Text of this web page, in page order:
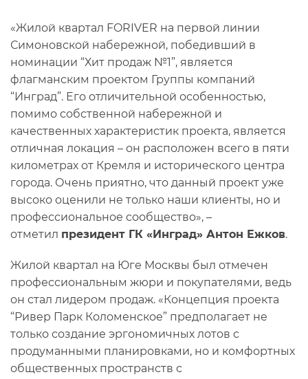
«Жилой квартал FORIVER на первой линии
Симоновской набережной, победивший в
номинации “Хит продаж №1”, является
флагманским проектом Группы компаний
“Инград”. Его отличительной особенностью,
помимо собственной набережной и
качественных характеристик проекта, является
отличная локация – он расположен всего в пяти
километрах от Кремля и исторического центра
города. Очень приятно, что данный проект уже
высоко оценили не только наши клиенты, но и
профессиональное сообщество», –
отметил президент ГК «Инград» Антон Ежков.
Жилой квартал на Юге Москвы был отмечен
профессиональным жюри и покупателями, ведь
он стал лидером продаж. «Концепция проекта
“Ривер Парк Коломенское” предполагает не
только создание эргономичных лотов с
продуманными планировками, но и комфортных
общественных пространств с